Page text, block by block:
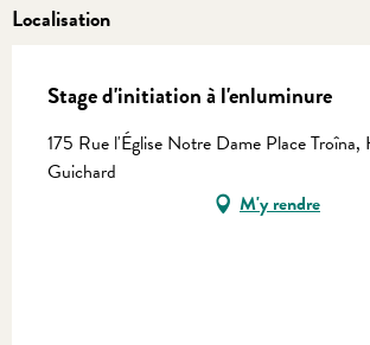
Localisation
Stage d'initiation à l'enluminure
175 Rue l'Église Notre Dame Place
Guichard
M'y rendre